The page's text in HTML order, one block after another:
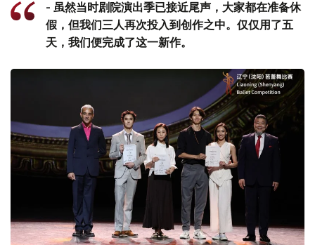
- 虽然当时剧院演出季已接近尾声，大家都在准备休
假，但我们三人再次投入到创作之中。仅仅用了五
天，我们便完成了这一新作。